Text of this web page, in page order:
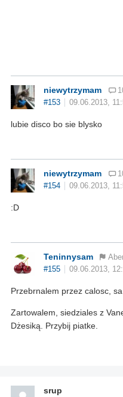
niewytrzymam
#153
09.06.2013,
lubie disco bo sie blysko
niewytrzymam
#154
09.06.2013,
:D
Teninnysam
#155
09.06.2013,
Przebrnalem przez calosc,
Zartowalem, siedziales z
Dżesiką. Przybij piatke.
srup